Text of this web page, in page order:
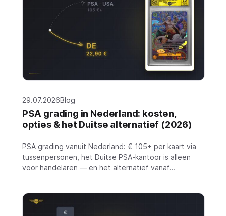
29.07.2026Blog
PSA grading in Nederland: kosten,
opties & het Duitse alternatief (2026)
PSA grading vanuit Nederland: € 105+ per kaart via
tussenpersonen, het Duitse PSA-kantoor is alleen
voor handelaren — en het alternatief vanaf…